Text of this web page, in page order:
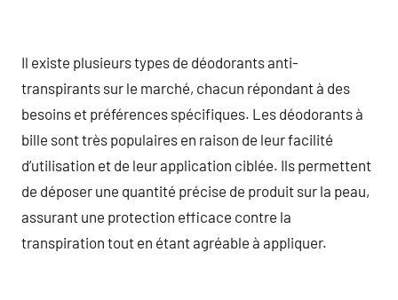
Il existe plusieurs types de déodorants anti-
transpirants sur le marché, chacun répondant à des
besoins et préférences spécifiques. Les déodorants à
bille sont très populaires en raison de leur facilité
d’utilisation et de leur application ciblée. Ils permettent
de déposer une quantité précise de produit sur la peau,
assurant une protection efficace contre la
transpiration tout en étant agréable à appliquer.